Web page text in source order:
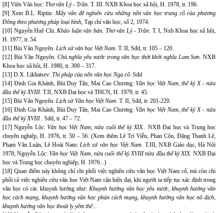
[8] Viện Văn học: Thơ văn Lý - Trần. T. III. NXB Khoa học xã hội, H. 1978, tr. 196.
[9] Xem B.L. Riptin: Mấy vấn đề nghiên cứu những nền văn học trung cổ của phương
Đông theo phương pháp loại hình, Tạp chí văn học, số 2, 1974.
[10] Nguyễn Huệ Chi. Khảo luận văn bản. Thơ văn Lý - Trần. T. I, Nxb Khoa học xã hội,
H. 1977, tr. 54.
[11] Bùi Văn Nguyên. Lịch sử văn học Việt Nam. T. II, Sđd, tr. 105 – 120.
[12] Bùi Văn Nguyên. Chủ nghĩa yêu nước trong văn học thời khởi nghĩa Lam Sơn. NXB
Khoa học xã hội, H. 1980, tr. 300 – 317.
[13] D.X. Likhatsev: Thi pháp của nền văn học Nga cổ. Sđd
[14] Đinh Gia Khánh, Bùi Duy Tân, Mai Cao Chương: Văn học Việt Nam, thế kỷ X - nửa
đầu thế kỷ XVIII. T.II, NXB Đại học và THCN, H. 1979, tr. 45.
[15] Bùi Văn Nguyên. Lịch sử Văn học Việt Nam. T. II, Sđd, tr. 201-220.
[16] Đinh Gia Khánh, Bùi Duy Tân, Mai Cao Chương: Văn học Việt Nam, thế kỷ X - nửa
đầu thế kỷ XVIII. Sđd, tr. 47 – 72.
[17] Nguyễn Lộc:Văn học Việt Nam, nửa cuối thế kỷ XIX.. NXB Đại học và Trung học
chuyên nghiệp, H. 1976, tr. 50 – 56. (Xem thêm Lê Trí Viễn, Phan Côn, Đặng Thanh Lê,
Phạm Văn Luận, Lê Hoài Nam: Lịch sử văn học Việt Nam. T.III, NXB Giáo dục, Hà Nội
1978; Nguyễn Lộc: Văn học Việt Nam, nửa cuối thế kỷ XVIII nửa đầu thế kỷ XIX. NXB Đại
học và Trung học chuyên nghiệp, H. 1976...)
[18] Quan điểm này không chỉ chi phối việc nghiên cứu văn học Việt Nam cổ, mà còn chi
phối cả việc nghiên cứu văn học Việt Nam cận hiện đại, khi người ta tiếp tục xác định trong
văn học có các khuynh hướng như: Khuynh hướng văn học yêu nước, khuynh hướng văn
học cách mạng, khuynh hướng văn học phản cách mạng, khuynh hướng văn học nô dịch,
khuynh hướng văn học thoát ly yếm thế...